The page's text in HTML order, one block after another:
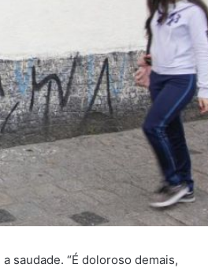
saudade. “É doloroso demais,